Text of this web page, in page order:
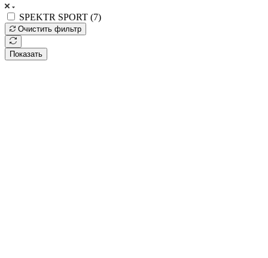
SPEKTR SPORT (7)
Очистить фильтр
Показать